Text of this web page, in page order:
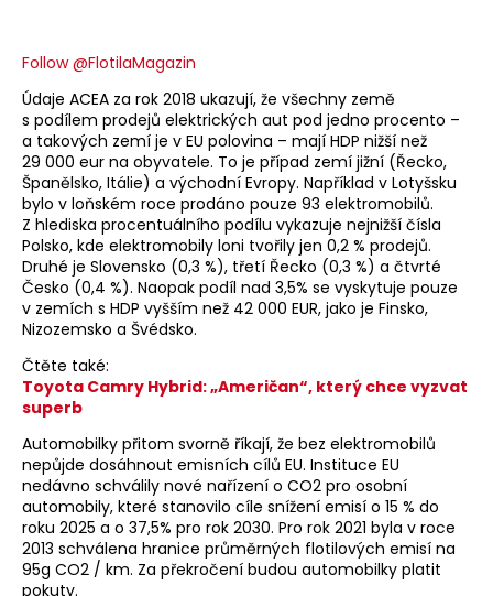
Follow @FlotilaMagazin
Údaje ACEA za rok 2018 ukazují, že všechny země
s podílem prodejů elektrických aut pod jedno procento –
a takových zemí je v EU polovina – mají HDP nižší než
29 000 eur na obyvatele. To je případ zemí jižní (Řecko,
Španělsko, Itálie) a východní Evropy. Například v Lotyšsku
bylo v loňském roce prodáno pouze 93 elektromobilů.
Z hlediska procentuálního podílu vykazuje nejnižší čísla
Polsko, kde elektromobily loni tvořily jen 0,2 % prodejů.
Druhé je Slovensko (0,3 %), třetí Řecko (0,3 %) a čtvrté
Česko (0,4 %). Naopak podíl nad 3,5% se vyskytuje pouze
v zemích s HDP vyšším než 42 000 EUR, jako je Finsko,
Nizozemsko a Švédsko.
Čtěte také:
Toyota Camry Hybrid: „Američan“, který chce vyzvat
superb
Automobilky přitom svorně říkají, že bez elektromobilů
nepůjde dosáhnout emisních cílů EU. Instituce EU
nedávno schválily nové nařízení o CO2 pro osobní
automobily, které stanovilo cíle snížení emisí o 15 % do
roku 2025 a o 37,5% pro rok 2030. Pro rok 2021 byla v roce
2013 schválena hranice průměrných flotilových emisí na
95g CO2 / km. Za překročení budou automobilky platit
pokuty.